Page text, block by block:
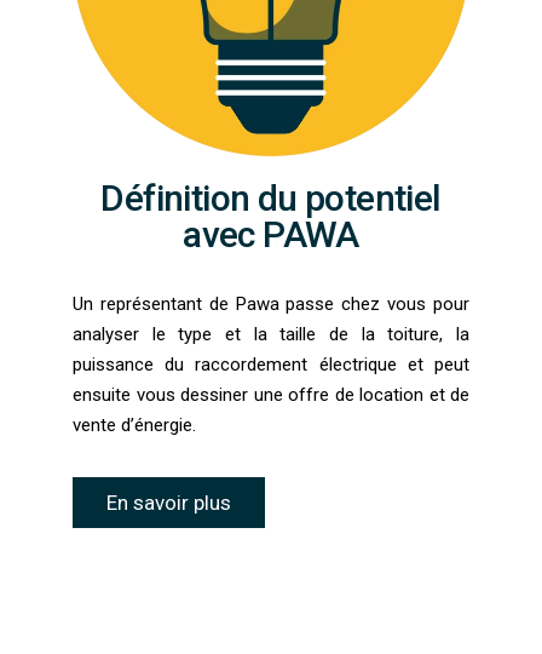
Définition du potentiel
avec PAWA
Un représentant de Pawa passe chez vous pour
analyser le type et la taille de la toiture, la
puissance du raccordement électrique et peut
ensuite vous dessiner une offre de location et de
vente d’énergie.
En savoir plus